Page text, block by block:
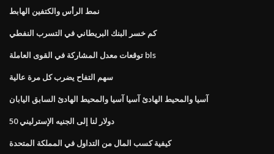
نمط الرأس والكتفين الهابط
كم خسر البنك البريطاني في التسرب النفطي
توقعات معدل المشاركة في القوى العاملة bls
سهم التفاح يضرب كل مرة عالية
آسيا والمحيط الهادئ آسيا آسيا والمحيط الهادئ السابق اليابان
50 دولار لنا إلى الجنيه الإسترليني
كيفية كسب المال من التداول في المملكة المتحدة